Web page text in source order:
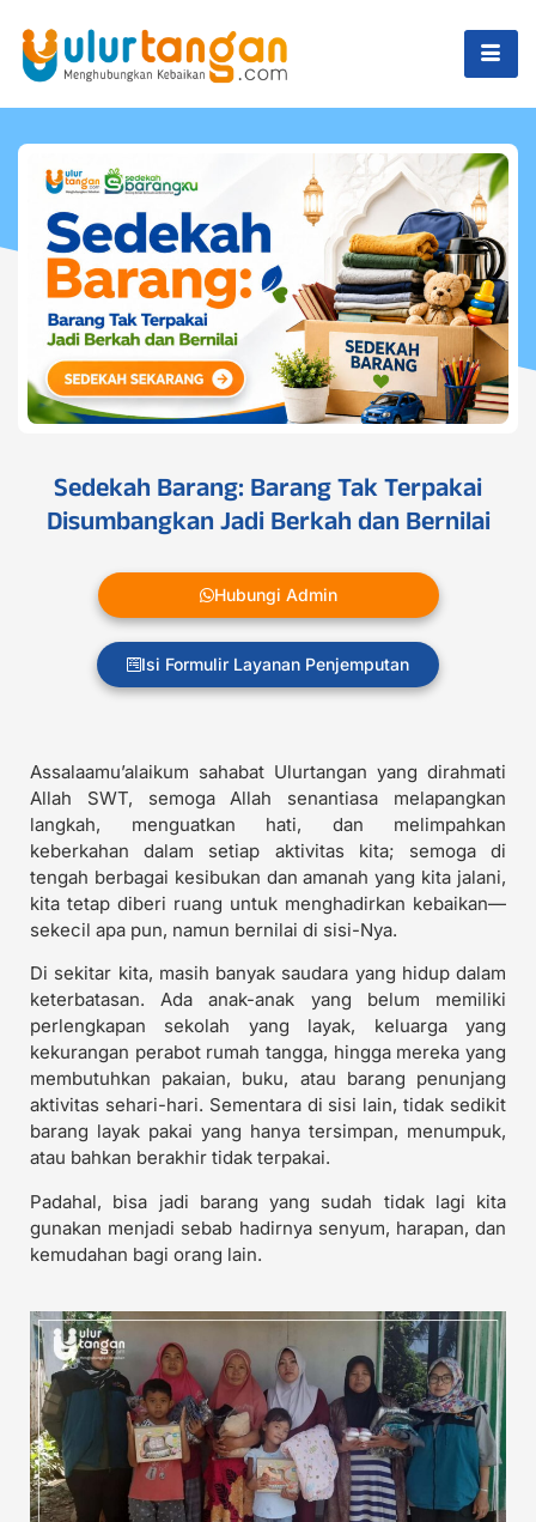
Sedekah Barang: Barang Tak Terpakai
Disumbangkan Jadi Berkah dan Bernilai
Hubungi Admin
Isi Formulir Layanan Penjemputan
Assalaamu’alaikum sahabat Ulurtangan yang dirahmati
Allah SWT, semoga Allah senantiasa melapangkan
langkah, menguatkan hati, dan melimpahkan
keberkahan dalam setiap aktivitas kita; semoga di
tengah berbagai kesibukan dan amanah yang kita jalani,
kita tetap diberi ruang untuk menghadirkan kebaikan—
sekecil apa pun, namun bernilai di sisi-Nya.
Di sekitar kita, masih banyak saudara yang hidup dalam
keterbatasan. Ada anak-anak yang belum memiliki
perlengkapan sekolah yang layak, keluarga yang
kekurangan perabot rumah tangga, hingga mereka yang
membutuhkan pakaian, buku, atau barang penunjang
aktivitas sehari-hari. Sementara di sisi lain, tidak sedikit
barang layak pakai yang hanya tersimpan, menumpuk,
atau bahkan berakhir tidak terpakai.
Padahal, bisa jadi barang yang sudah tidak lagi kita
gunakan menjadi sebab hadirnya senyum, harapan, dan
kemudahan bagi orang lain.